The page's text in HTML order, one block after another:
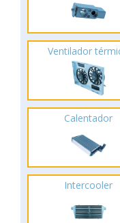
Ventilador
Calentador
Intercooler